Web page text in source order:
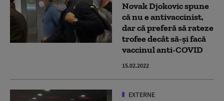
Novak Djokovic spune
că nu e antivaccinist,
dar că preferă să rateze
trofee decât să-și facă
vaccinul anti-COVID
15.02.2022
EXTERNE